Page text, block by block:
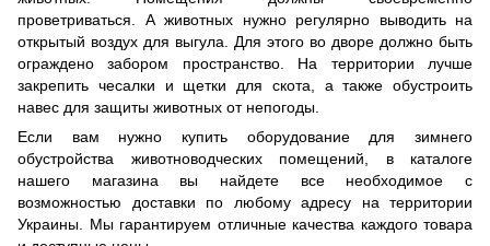
проветриваться. А животных нужно регулярно выводить на
открытый воздух для выгула. Для этого во дворе должно быть
ограждено забором пространство. На территории лучше
закрепить чесалки и щетки для скота, а также обустроить
навес для защиты животных от непогоды.
Если вам нужно купить оборудование для зимнего
обустройства животноводческих помещений, в каталоге
нашего магазина вы найдете все необходимое с
возможностью доставки по любому адресу на территории
Украины. Мы гарантируем отличные качества каждого товара